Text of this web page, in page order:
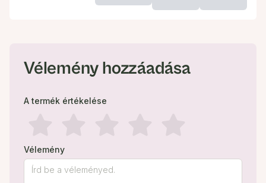
Vélemény hozzáadása
A termék értékelése
Vélemény